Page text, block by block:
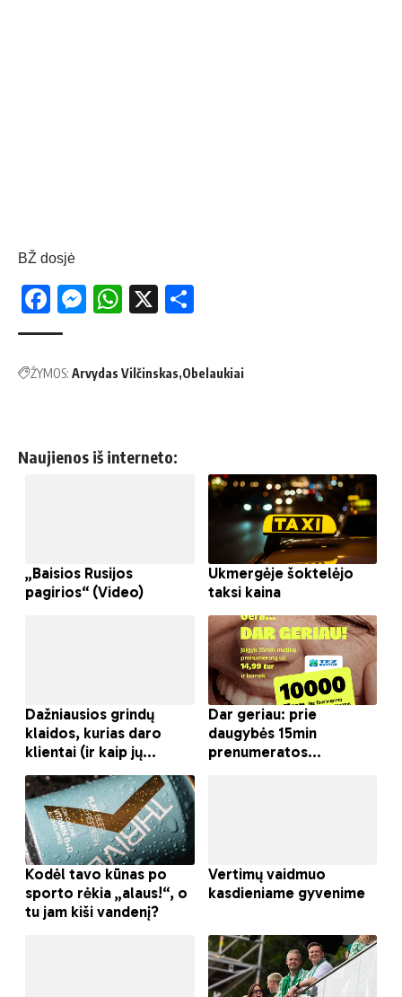
BŽ dosjė
Facebook
Messenger
WhatsApp
X
ŽYMOS: Arvydas Vilčinskas Obelaukiai
Naujienos iš interneto: